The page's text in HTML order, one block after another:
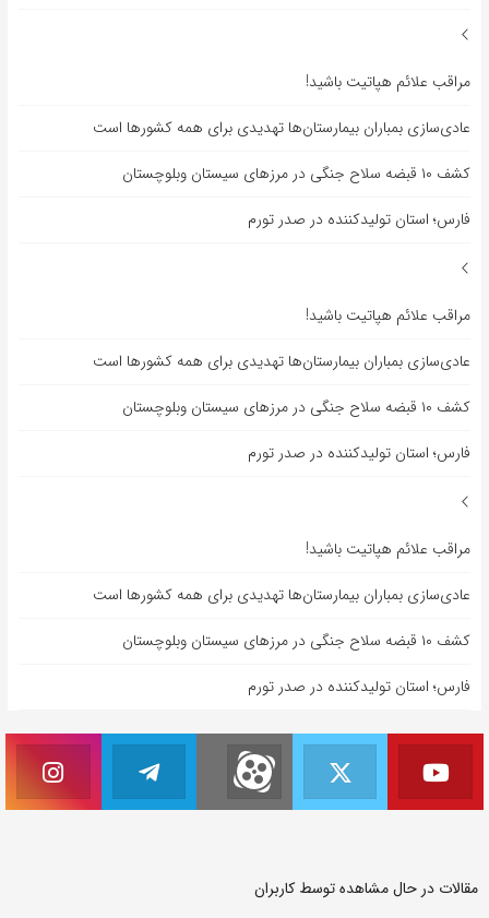
مراقب علائم هپاتیت باشید!
عادی‌سازی بمباران بیمارستان‌ها تهدیدی برای همه کشورها است
کشف ۱۰ قبضه سلاح جنگی در مرزهای سیستان وبلوچستان
فارس؛ استان تولیدکننده در صدر تورم
مراقب علائم هپاتیت باشید!
عادی‌سازی بمباران بیمارستان‌ها تهدیدی برای همه کشورها است
کشف ۱۰ قبضه سلاح جنگی در مرزهای سیستان وبلوچستان
فارس؛ استان تولیدکننده در صدر تورم
مراقب علائم هپاتیت باشید!
عادی‌سازی بمباران بیمارستان‌ها تهدیدی برای همه کشورها است
کشف ۱۰ قبضه سلاح جنگی در مرزهای سیستان وبلوچستان
فارس؛ استان تولیدکننده در صدر تورم
مقالات در حال مشاهده توسط کاربران